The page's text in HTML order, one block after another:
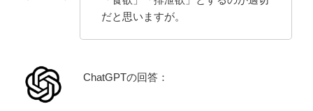
だと思いますが。
ChatGPTの回答：